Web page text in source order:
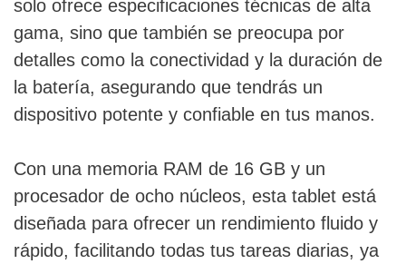
solo ofrece especificaciones técnicas de alta
gama, sino que también se preocupa por
detalles como la conectividad y la duración de
la batería, asegurando que tendrás un
dispositivo potente y confiable en tus manos.
Con una memoria RAM de 16 GB y un
procesador de ocho núcleos, esta tablet está
diseñada para ofrecer un rendimiento fluido y
rápido, facilitando todas tus tareas diarias, ya